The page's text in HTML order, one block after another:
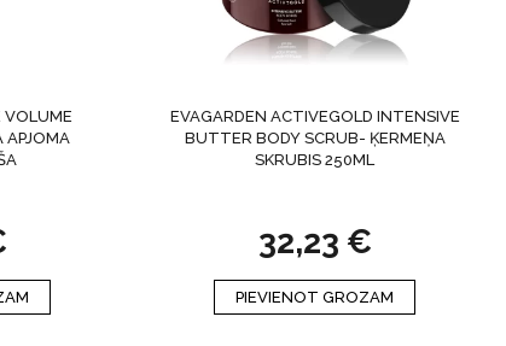
VOLUME
APJOMA
EVAGARDEN ACTIVEGOLD INTENSIVE
BUTTER BODY SCRUB- ĶERMEŅA
SKRUBIS 250ML
32,23 €
PIEVIENOT GROZAM